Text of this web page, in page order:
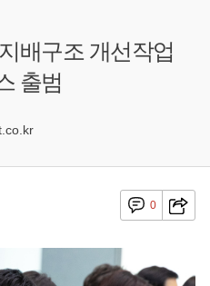
배구조 개선작업
출범
0